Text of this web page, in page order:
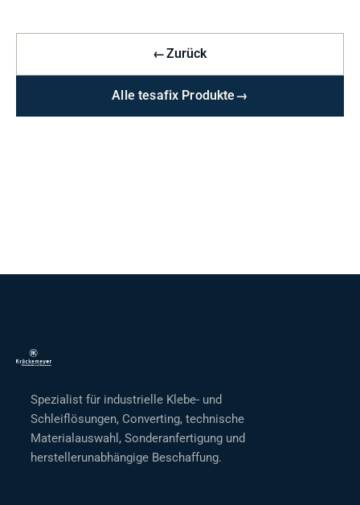
←Zurück
Alle tesafix Produkte→
Spezialist für industrielle Klebe- und
Schleiflösungen, Converting, technische
Materialauswahl, Sonderanfertigung und
herstellerunabhängige Beschaffung.